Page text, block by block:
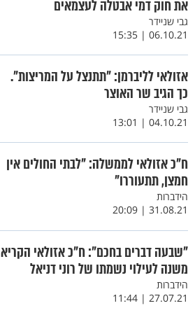
את חוק דמי אבטלה לעצמאים
גבי שניידר
06.10.21 | 15:35
אזולאי לליברמן: "תתנצל על המריצות".
כך הגיב שר האוצר
גבי שניידר
04.10.21 | 13:01
ח"כ אזולאי לממשלה: "לבתי החולים אין
חמצן, תתעוררו"
הידברות
31.08.21 | 20:09
"שבעה דברים בחכם": ח"כ אזולאי הקריא
משנה לעילוי נשמתו של רוני דניאל
הידברות
27.07.21 | 11:44